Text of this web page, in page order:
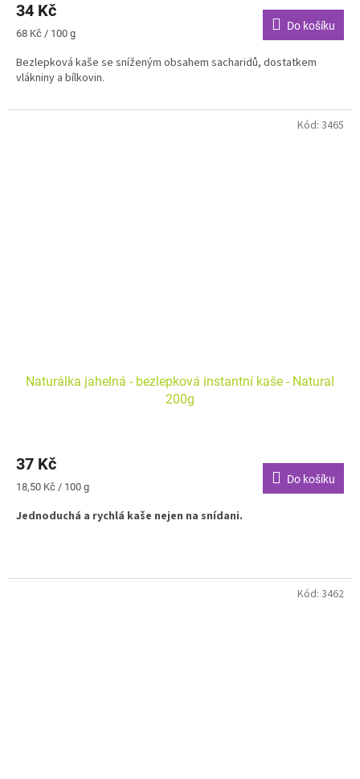
34 Kč
Měrná
68 Kč / 100 g
Do košíku
Bezlepková kaše se sníženým obsahem sacharidů, dostatkem
vlákniny a bílkovin.
Naturálka jahelná - bezlepková instantní kaše - Natural
200g
37 Kč
Měrná
18,50 Kč / 100 g
Do košíku
Jednoduchá a rychlá kaše nejen na snídani.
Kód: 3465
Kód: 3462